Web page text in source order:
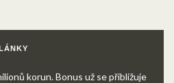
korun. Bonus už se přibližuje